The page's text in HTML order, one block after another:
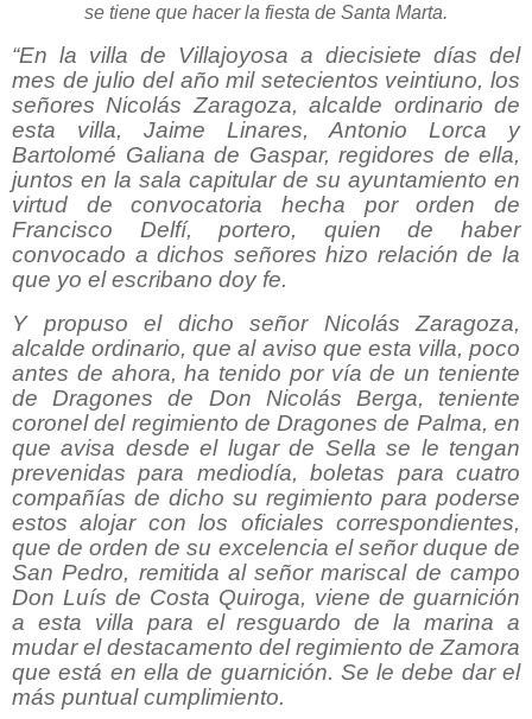
se tiene que hacer la fiesta de Santa Marta.
“En la villa de Villajoyosa a diecisiete días del
mes de julio del año mil setecientos veintiuno, los
señores Nicolás Zaragoza, alcalde ordinario de
esta villa, Jaime Linares, Antonio Lorca y
Bartolomé Galiana de Gaspar, regidores de ella,
juntos en la sala capitular de su ayuntamiento en
virtud de convocatoria hecha por orden de
Francisco Delfí, portero, quien de haber
convocado a dichos señores hizo relación de la
que yo el escribano doy fe.
Y propuso el dicho señor Nicolás Zaragoza,
alcalde ordinario, que al aviso que esta villa, poco
antes de ahora, ha tenido por vía de un teniente
de Dragones de Don Nicolás Berga, teniente
coronel del regimiento de Dragones de Palma, en
que avisa desde el lugar de Sella se le tengan
prevenidas para mediodía, boletas para cuatro
compañías de dicho su regimiento para poderse
estos alojar con los oficiales correspondientes,
que de orden de su excelencia el señor duque de
San Pedro, remitida al señor mariscal de campo
Don Luís de Costa Quiroga, viene de guarnición
a esta villa para el resguardo de la marina a
mudar el destacamento del regimiento de Zamora
que está en ella de guarnición. Se le debe dar el
más puntual cumplimiento.